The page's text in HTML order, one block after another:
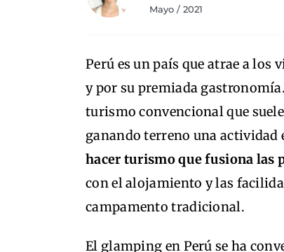
Mayo / 2021
Perú es un país que atrae a
y por su premiada
turismo convencional que
ganando terreno una actividad
hacer turismo que fusiona las
con el alojamiento y las
campamento tradicional.
El glamping en Perú se ha